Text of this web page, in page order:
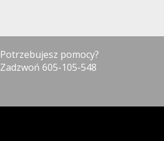
Potrzebujesz pomocy?
Zadzwoń 605-105-548